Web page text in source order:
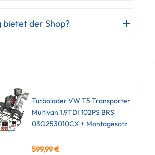
bietet der Shop?
Turbolader VW T5 Transporter
Multivan 1.9TDI 102PS BRS
03G253010CX + Montagesatz
599,99€